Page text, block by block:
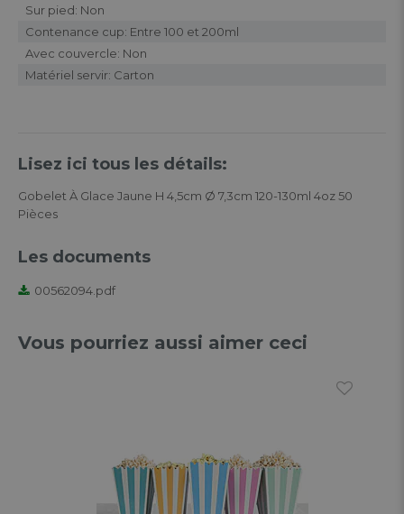
Sur pied: Non
Contenance cup: Entre 100 et 200ml
Avec couvercle: Non
Matériel servir: Carton
Lisez ici tous les détails:
Gobelet À Glace Jaune H 4,5cm Ø 7,3cm 120-130ml 4oz 50
Pièces
Les documents
00562094.pdf
Vous pourriez aussi aimer ceci